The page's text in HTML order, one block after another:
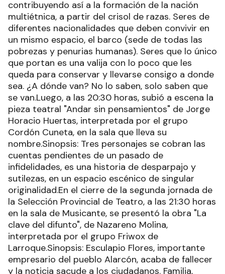
contribuyendo así a la formación de la nación
multiétnica, a partir del crisol de razas. Seres de
diferentes nacionalidades que deben convivir en
un mismo espacio, el barco (sede de todas las
pobrezas y penurias humanas). Seres que lo único
que portan es una valija con lo poco que les
queda para conservar y llevarse consigo a donde
sea. ¿A dónde van? No lo saben, solo saben que
se van.Luego, a las 20:30 horas, subió a escena la
pieza teatral "Andar sin pensamientos" de Jorge
Horacio Huertas, interpretada por el grupo
Cordón Cuneta, en la sala que lleva su
nombre.Sinopsis: Tres personajes se cobran las
cuentas pendientes de un pasado de
infidelidades, es una historia de desparpajo y
sutilezas, en un espacio escénico de singular
originalidad.En el cierre de la segunda jornada de
la Selección Provincial de Teatro, a las 21:30 horas
en la sala de Musicante, se presentó la obra "La
clave del difunto", de Nazareno Molina,
interpretada por el grupo Friwox de
Larroque.Sinopsis: Esculapio Flores, importante
empresario del pueblo Alarcón, acaba de fallecer
y la noticia sacude a los ciudadanos. Familia,